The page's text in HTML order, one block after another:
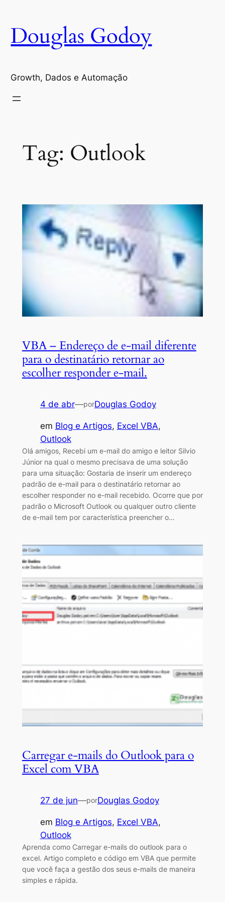
conteúdo
Douglas Godoy
Growth, Dados e Automação
Tag: Outlook
VBA – Endereço de e-mail diferente
para o destinatário retornar ao
escolher responder e-mail.
4 de abr—porDouglas Godoy
em Blog e Artigos, Excel VBA
Outlook
Olá amigos, Recebi um e-mail do amigo e leitor Silvio
Júnior na qual o mesmo precisava de uma solução
para uma situação: Gostaria de inserir um endereço
padrão de e-mail para o destinatário retornar ao
escolher responder no e-mail recebido. Ocorre que por
padrão o Microsoft Outlook ou qualquer outro cliente
de e-mail tem por característica preencher o…
Carregar e-mails do Outlook para o
Excel com VBA
27 de jun—porDouglas Godoy
em Blog e Artigos, Excel VBA
Outlook
Aprenda como Carregar e-mails do outlook para o
excel. Artigo completo e código em VBA que permite
que você faça a gestão dos seus e-mails de maneira
simples e rápida.